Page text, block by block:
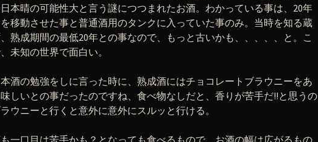
本晴の可能性大と言う謎につつまれたお酒。わかっている事は、20年
移動させた事と普通酒用のタンクに入っていた事のみ。当時を知る蔵
熟成期間の最低20年との事なので、もっと古いかも、、、、、と。こ
未知の世界で面白い。
酒の勉強をしに言った時に、熟成酒にはチョコレートブラウニーをあ
しいとの事だったのですね、食べ物なしだと、香りが苦手だ!!と思うの
ウニーと行くと意外に意外にスルッと行ける。
一口目は苦手かも？となっても食べるもので、お酒の幅は広がるもの